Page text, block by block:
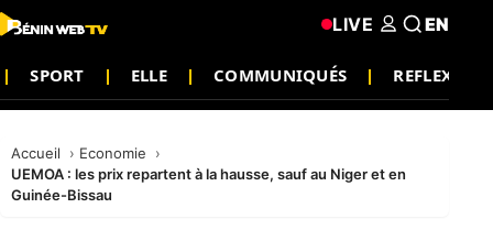
SPORT ELLE COMMUNIQUÉS
LIVE EN
Accueil
Economie
UEMOA : les prix repartent à la hausse, sauf au Niger et en
Guinée-Bissau